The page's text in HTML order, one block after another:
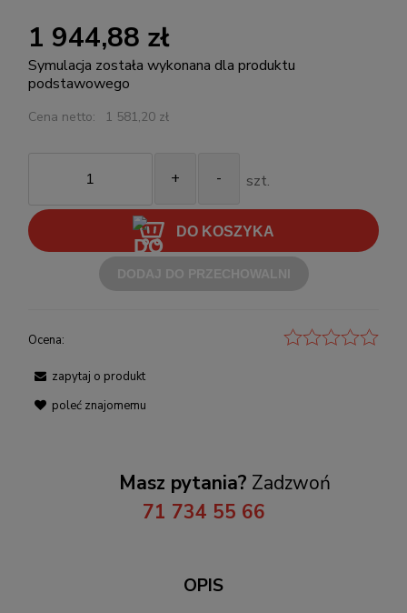
1 944,88 zł
Symulacja została wykonana dla produktu
podstawowego
Cena netto: 1 581,20 zł
+ - szt.
DO KOSZYKA
Ocena:
zapytaj o produkt
poleć znajomemu
Masz pytania? Zadzwoń
71 734 55 66
OPIS